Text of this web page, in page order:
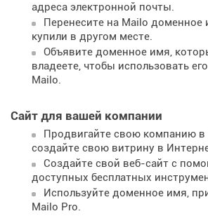
адреса электронной почты.
Перенесите на Mailo доменное
купили в другом месте.
Объявите доменное имя,
владеете, чтобы использовать
Mailo.
Сайт для вашей компании
Продвигайте свою компанию в
создайте свою витрину в
Создайте свой веб-сайт с
доступных бесплатных
Используйте доменное имя,
Mailo Pro.